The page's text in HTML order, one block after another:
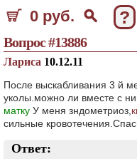
0 руб. ?
Вопрос #13886
Лариса 10.12.11
После выскабливания 3 й
уколы.можно ли вместе с
матку У меня зндометриоз,
сильные
Ответ: